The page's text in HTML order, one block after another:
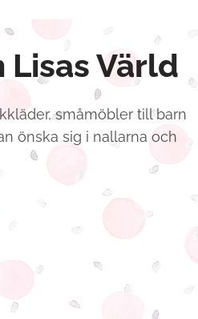
Lisas Värld
småmöbler till barn
önska sig i nallarna och